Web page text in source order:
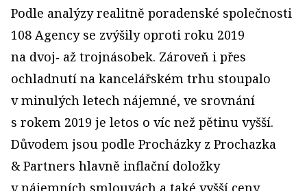
Podle analýzy realitně poradenské společnosti
108 Agency se zvýšily oproti roku 2019
na dvoj‑ až trojnásobek. Zároveň i přes
ochladnutí na kancelářském trhu stoupalo
v minulých letech nájemné, ve srovnání
s rokem 2019 je letos o víc než pětinu vyšší.
Důvodem jsou podle Procházky z Prochazka
& Partners hlavně inflační doložky
v nájemních smlouvách a také vyšší ceny